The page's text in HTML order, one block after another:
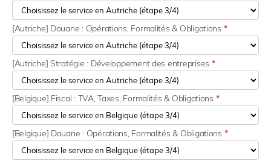
[Autriche] Douane : Opérations, Formalités & Obligations *
[Autriche] Stratégie : Développement des entreprises *
[Belgique] Fiscal : TVA, Taxes, Formalités & Obligations *
[Belgique] Douane : Opérations, Formalités & Obligations *